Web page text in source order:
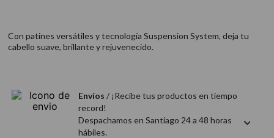
Con patines versátiles y tecnología Suspension System, deja tu
cabello suave, brillante y rejuvenecido.
Envíos / ¡Recibe tus productos en tiempo
record!
Despachamos en Santiago 24 a 48 horas
hábiles.
8. loreal